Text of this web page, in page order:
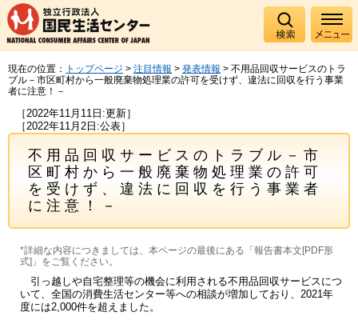
現在の位置： トップページ > 注目情報 > 発表情報 > 不用品回収サービスのトラ
ブル－市区町村から一般廃棄物処理業の許可を受けず、違法に回収を行う事業
者に注意！－
［2022年11月11日:更新］
［2022年11月2日:公表］
不用品回収サービスのトラブル－市
区町村から一般廃棄物処理業の許可
を受けず、違法に回収を行う事業者
に注意！－
*詳細な内容につきましては、本ページの最後にある「報告書本文[PDF形
式]」をご覧ください。
引っ越しや自宅整理等の機会に利用される不用品回収サービスにつ
いて、全国の消費生活センター等への相談が増加しており、2021年
度には2,000件を超えました。